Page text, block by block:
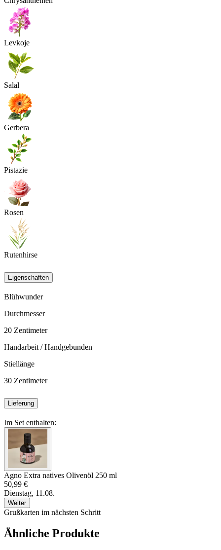
Levkoje
Salal
Gerbera
Pistazie
Rosen
Rutenhirse
Eigenschaften
Blühwunder
Durchmesser
20 Zentimeter
Handarbeit / Handgebunden
Stiellänge
30 Zentimeter
Lieferung
Im Set enthalten:
Agno Extra natives Olivenöl 250 ml
50,99 €
Dienstag, 11.08.
Weiter
Grußkarten im nächsten Schritt
Ähnliche Produkte